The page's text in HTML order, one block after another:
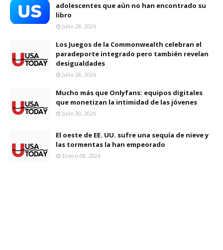
adolescentes que aún no han encontrado su
libro
Julio 28, 2026
Los Juegos de la Commonwealth celebran el
paradeporte integrado pero también revelan
desigualdades
Julio 28, 2026
Mucho más que Onlyfans: equipos digitales
que monetizan la intimidad de las jóvenes
Julio 30, 2026
El oeste de EE. UU. sufre una sequía de nieve y
las tormentas la han empeorado
Enero 08, 2026